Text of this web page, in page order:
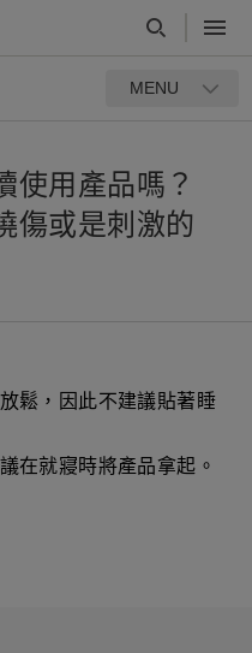
MENU
使用產品嗎？
傷或是刺激的
鬆，因此不建議貼著睡
在就寢時將產品拿起。